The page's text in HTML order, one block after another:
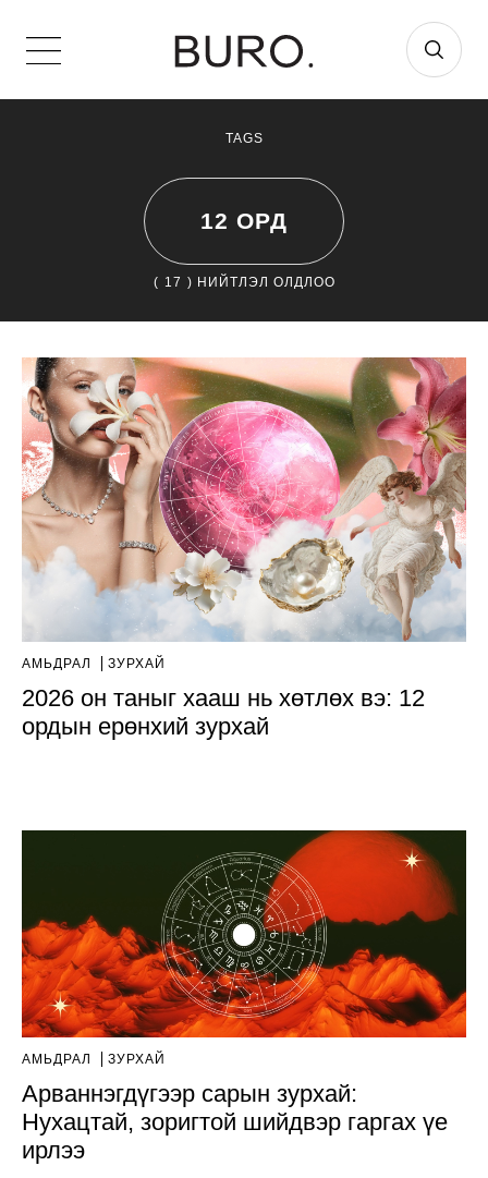
TAGS
12 ОРД
( 17 ) НИЙТЛЭЛ ОЛДЛОО
АМЬДРАЛ ЗУРХАЙ
2026 он таныг хааш нь хөтлөх вэ: 12
ордын ерөнхий зурхай
АМЬДРАЛ ЗУРХАЙ
Арваннэгдүгээр сарын зурхай:
Нухацтай, зоригтой шийдвэр гаргах үе
ирлээ